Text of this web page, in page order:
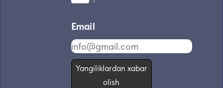
Email
Yangiliklardan xabar
olish